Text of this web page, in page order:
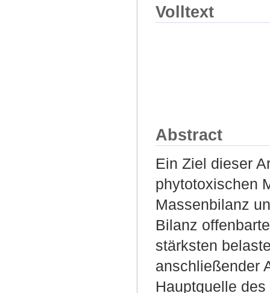
Volltext
Abstract
Ein Ziel dieser
phytotoxischen
Massenbilanz
Bilanz
stärksten
anschließender
Hauptquelle